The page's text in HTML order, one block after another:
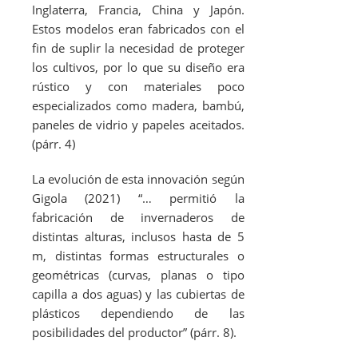
Inglaterra, Francia, China y Japón.
Estos modelos eran fabricados con el
fin de suplir la necesidad de proteger
los cultivos, por lo que su diseño era
rústico y con materiales poco
especializados como madera, bambú,
paneles de vidrio y papeles aceitados.
(párr. 4)
La evolución de esta innovación según
Gigola (2021) “… permitió la
fabricación de invernaderos de
distintas alturas, inclusos hasta de 5
m, distintas formas estructurales o
geométricas (curvas, planas o tipo
capilla a dos aguas) y las cubiertas de
plásticos dependiendo de las
posibilidades del productor” (párr. 8).